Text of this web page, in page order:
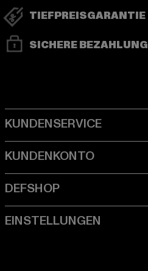
TIEFPREISGARANTIE
SICHERE BEZAHLUNG